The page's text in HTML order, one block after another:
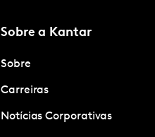
Sobre a Kantar
Sobre
Carreiras
Notícias Corporativas